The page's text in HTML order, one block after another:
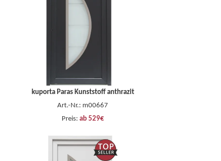
kuporta Paras Kunststoff anthrazit
Art.-Nr.: m00667
Preis: ab 529€